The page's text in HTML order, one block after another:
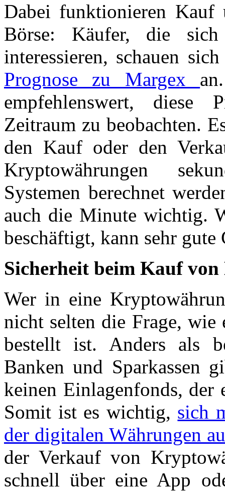
Dabei funktionieren
Börse: Käufer, die
interessieren, schauen
Prognose zu Margex
empfehlenswert, diese
Zeitraum zu beobachten.
den Kauf oder den
Kryptowährungen
Systemen berechnet
auch die Minute wichtig.
beschäftigt, kann sehr gute
Sicherheit beim Kauf
Wer in eine
nicht selten die Frage, wie
bestellt ist. Anders als
Banken und Sparkassen
keinen Einlagenfonds, der
Somit ist es wichtig, sich
der digitalen Währungen
der Verkauf von
schnell über eine App